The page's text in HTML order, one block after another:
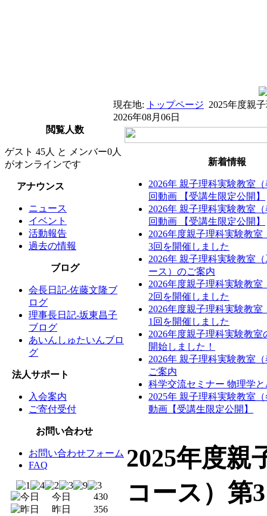
現在地: トップページ 2025年度親
2026年08月06日
閲覧人数
ゲスト 45人 と メンバー0人
がオンラインです
アナウンス
ニュース
イベント
活動報告
過去の情報
ブログ
会長日記-佐藤文隆ブ
ログ
理事長日記-坂東昌子
ブログ
あいんしゅたいんブロ
グ
法人サポート
入会案内
ご寄付受付
お問い合わせ
お問い合わせフォーム
FAQ
今日
430
昨日
356
新着情報
2026年 親子理科実験教室
回動画 【受講生限定公開】
2026年 親子理科実験教室
回動画 【受講生限定公開】
2026年度親子理科実験教室
3回を開催しました
2026年 親子理科実験教室
ース）のご案内
2026年度親子理科実験教室
2回を開催しました
2026年度親子理科実験教室
1回を開催しました
2026年度親子理科実験教室
開始しました！
2026年 親子理科実験教室
ご案内
科学交流セミナー 物理学
2025年 親子理科実験教室
動画【受講生限定公開】
2025年度親
コース）第